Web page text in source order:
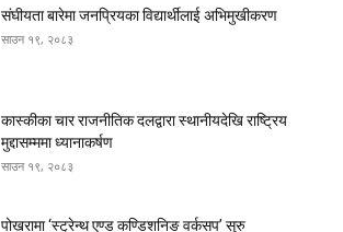
संघीयता बारेमा जनप्रियका विद्यार्थीलाई अभिमुखीकरण
साउन १९, २०८३
कास्कीका चार राजनीतिक दलद्वारा स्थानीयदेखि राष्ट्रिय
मुद्दासम्ममा ध्यानाकर्षण
साउन १९, २०८३
पोखरामा ‘स्ट्रेन्थ एण्ड कण्डिशनिङ वर्कसप’ सुरु